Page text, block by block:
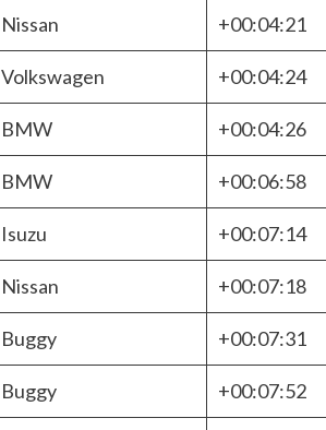
Nissan +00:04:21
Volkswagen +00:04:24
BMW +00:04:26
BMW +00:06:58
Isuzu +00:07:14
Nissan +00:07:18
Buggy +00:07:31
Buggy +00:07:52